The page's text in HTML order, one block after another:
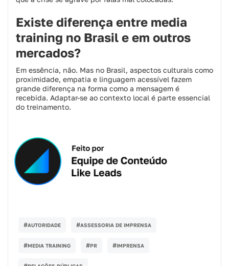
Existe diferença entre media
training no Brasil e em outros
mercados?
Em essência, não. Mas no Brasil, aspectos culturais como
proximidade, empatia e linguagem acessível fazem
grande diferença na forma como a mensagem é
recebida. Adaptar-se ao contexto local é parte essencial
do treinamento.
#AUTORIDADE #ASSESSORIA DE IMPRENSA
#MEDIA TRAINING #PR #IMPRENSA